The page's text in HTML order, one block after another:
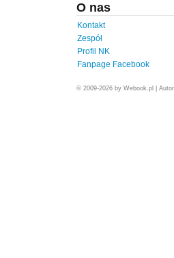
O nas
Kontakt
Zespół
Profil NK
Fanpage Facebook
© 2009-2026 by Webook.pl |